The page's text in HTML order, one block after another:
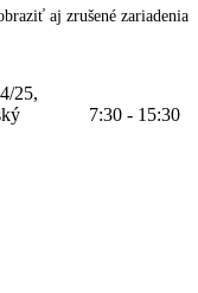
aj zrušené zariadenia
25,
7:30 - 15:30